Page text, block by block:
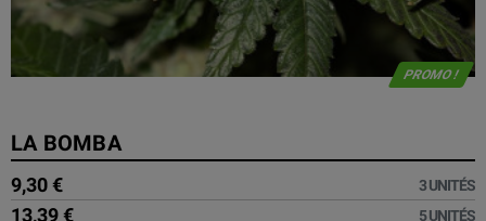
PROMO !
LA BOMBA
9,30 € 3 UNITÉS
13,39 € 5 UNITÉS